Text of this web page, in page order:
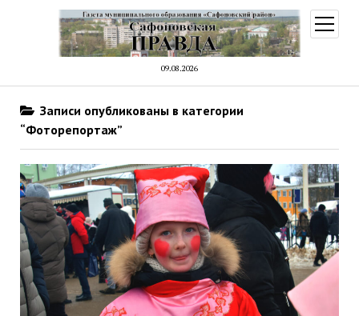
09.08.2026
меню
Записи опубликованы в категории
“Фоторепортаж”